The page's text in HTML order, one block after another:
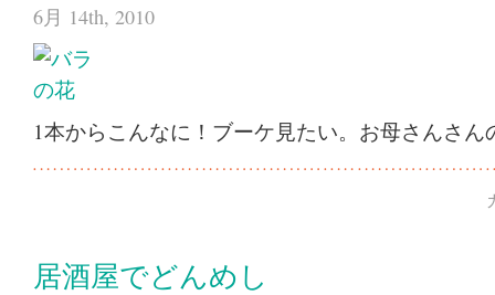
6月 14th, 2010
1本からこんなに！ブーケ見たい。お母さんさ
居酒屋でどんめし